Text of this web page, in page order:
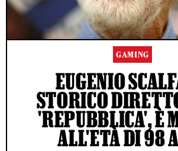
GAMING
EUGENIO
STORICO
'REPUBBLICA', È
ALL'ETÀ DI 98